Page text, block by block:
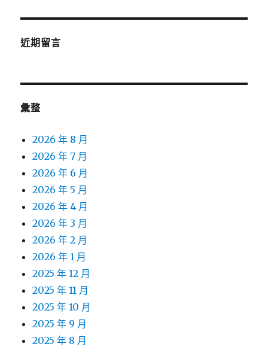
近期留言
彙整
2026 年 8 月
2026 年 7 月
2026 年 6 月
2026 年 5 月
2026 年 4 月
2026 年 3 月
2026 年 2 月
2026 年 1 月
2025 年 12 月
2025 年 11 月
2025 年 10 月
2025 年 9 月
2025 年 8 月